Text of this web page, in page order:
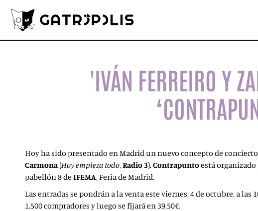
'IVÁN FERREIRO Y
Hoy ha sido presentado en Madrid un nuevo concepto de
Carmona (Hoy empieza todo,Radio 3).Contrapuntoestá organizado
pabellón 8 de IFEMA, Feria de Madrid.
Las entradas se pondrán a la venta este viernes, 4 de octubre, a las
1.500 compradores y luego se fijará en 39,50€.